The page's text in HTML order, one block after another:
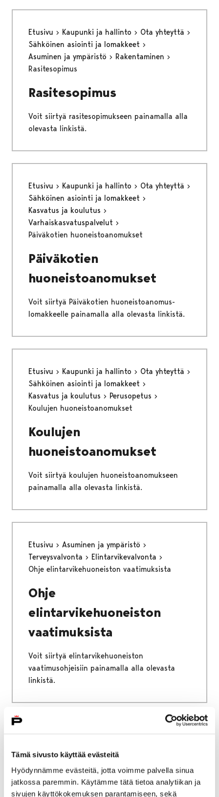
Tämä sivusto käyttää evästeitä
Hyödynnämme evästeitä, jotta voimme palvella sinua
jatkossa paremmin. Käytämme tätä tietoa analytiikan ja
sivujen käyttökokemuksen parantamiseen, sekä
Etusivu Kaupunki ja hallinto
Ota yhteyttä
Sähköinen asiointi ja lomakkeet
Asuminen ja ympäristö
Rakentaminen
Rasitesopimus
Rasitesopimus
Voit siirtyä rasitesopimukseen painamalla alla
olevasta linkistä.
Etusivu Kaupunki ja hallinto
Ota yhteyttä
Sähköinen asiointi ja lomakkeet
Kasvatus ja koulutus
Varhaiskasvatuspalvelut
Päiväkotien huoneistoanomukset
Päiväkotien
huoneistoanomukset
Voit siirtyä Päiväkotien huoneistoanomus-
lomakkeelle painamalla alla olevasta linkistä.
Etusivu Kaupunki ja hallinto
Ota yhteyttä
Sähköinen asiointi ja lomakkeet
Kasvatus ja koulutus
Perusopetus
Koulujen huoneistoanomukset
Koulujen
huoneistoanomukset
Voit siirtyä koulujen huoneistoanomukseen
painamalla alla olevasta linkistä.
Etusivu
Asuminen ja ympäristö
Terveysvalvonta
Elintarvikevalvonta
Ohje elintarvikehuoneiston vaatimuksista
Ohje
elintarvikehuoneiston
vaatimuksista
Voit siirtyä elintarvikehuoneiston
vaatimusohjeisiin painamalla alla olevasta
linkistä.
Etusivu Kaupunki ja hallinto
Ota yhteyttä
Sähköinen asiointi ja lomakkeet
Sosiaali- ja terveyspalveluiden sähköiset
palvelut ja lomakkeet
Vammaispalvelut
Vammaispalveluhakemus